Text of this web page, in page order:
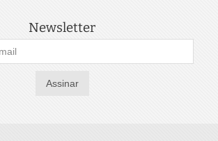
Newsletter
Assinar